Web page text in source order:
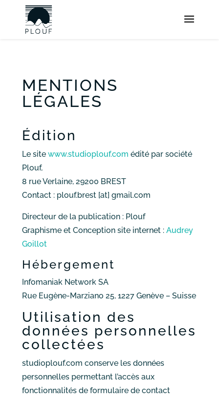
MENTIONS
LÉGALES
Édition
Le site www.studioplouf.com édité par société
Plouf,
8 rue Verlaine, 29200 BREST
Contact : plouf.brest [at] gmail.com
Directeur de la publication : Plouf
Graphisme et Conception site internet : Audrey
Goillot
Hébergement
Infomaniak Network SA
Rue Eugène-Marziano 25, 1227 Genève – Suisse
Utilisation des
données personnelles
collectées
studioplouf.com conserve les données
personnelles permettant l’accès aux
fonctionnalités de formulaire de contact